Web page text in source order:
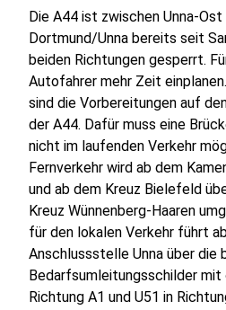
Die A44 ist zwischen Unna-Ost
Dortmund/Unna bereits seit
beiden Richtungen gesperrt.
Autofahrer mehr Zeit
sind die Vorbereitungen auf
der A44. Dafür muss eine
nicht im laufenden Verkehr
Fernverkehr wird ab dem
und ab dem Kreuz Bielefeld
Kreuz Wünnenberg-Haaren
für den lokalen Verkehr führt
Anschlussstelle Unna über die
Bedarfsumleitungsschilder mit
Richtung A1 und U51 in